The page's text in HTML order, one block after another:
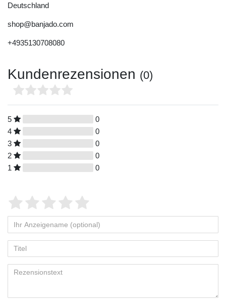
Deutschland
shop@banjado.com
+4935130708080
Kundenrezensionen (0)
5
0
4
0
3
0
2
0
1
0